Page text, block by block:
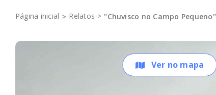
Página inicial Relatos "Chuvisco no Campo Pequeno"
Ver no mapa